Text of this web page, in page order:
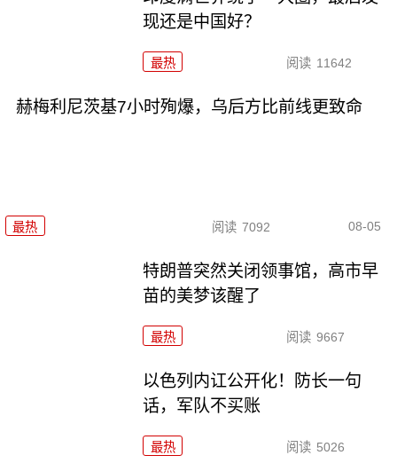
现还是中国好？
最热 阅读 11642
赫梅利尼茨基7小时殉爆，乌后方比前线更致命
最热 阅读 7092 08-05
特朗普突然关闭领事馆，高市早
苗的美梦该醒了
最热 阅读 9667
以色列内讧公开化！防长一句
话，军队不买账
最热 阅读 5026